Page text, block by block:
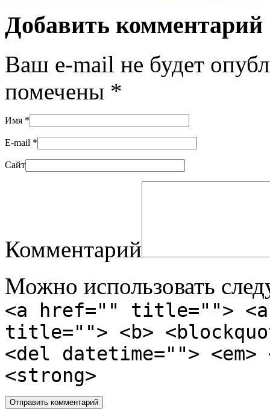
Добавить комментарий
Ваш e-mail не будет
помечены *
Имя *
E-mail *
Сайт
Комментарий
Можно использовать
<a href="" title="">
title=""> <b>
<del datetime="">
<strong>